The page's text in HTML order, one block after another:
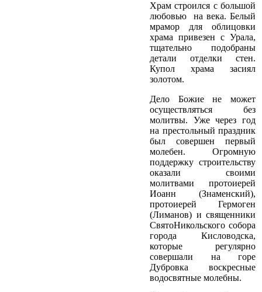
Храм строился с большой
любовью ­ на века. Белый
мрамор для облицовки
храма привезен с Урала,
тщательно подобраны
детали отделки стен.
Купол храма засиял
золотом.
Дело Божие не может
осуществляться без
молитвы. Уже через год
на престольный праздник
был совершен первый
молебен. Огромную
поддержку строительству
оказали своими
молитвами протоиерей
Иоанн (Знаменский),
протоиерей Гермоген
(Лиманов) и священники
Свято­Никольского собора
города Кисловодска,
которые регулярно
совершали на горе
Дубровка воскресные
водосвятные молебны.